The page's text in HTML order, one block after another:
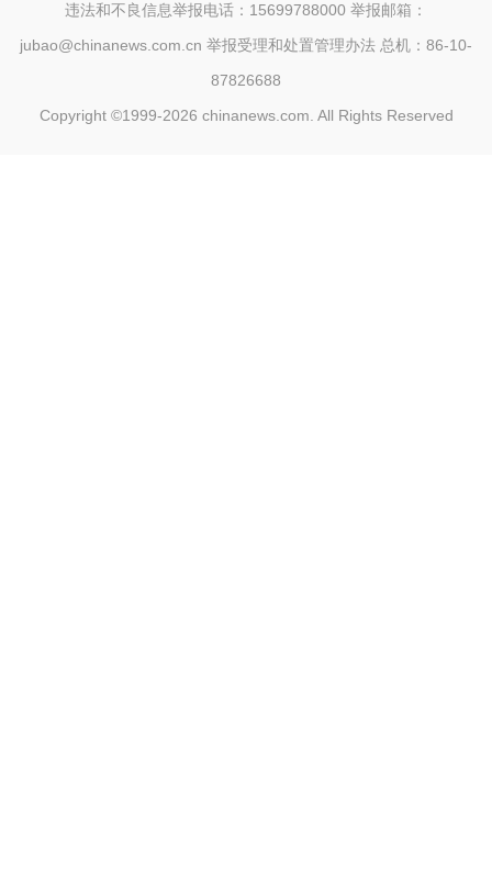
违法和不良信息举报电话：15699788000 举报邮箱：
jubao@chinanews.com.cn 举报受理和处置管理办法 总机：86-10-
87826688
Copyright ©1999-2026 chinanews.com. All Rights Reserved